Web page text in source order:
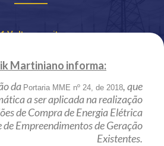
Voltar ao site
Martiniano informa:
da Portaria MME nº 24, de 2018, que
a ser aplicada na realização
de Compra de Energia Elétrica
de Empreendimentos de Geração
Existentes.